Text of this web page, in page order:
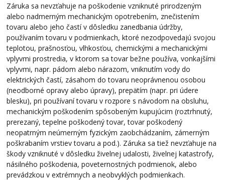
Záruka sa nevzťahuje na poškodenie vzniknuté prirodzeným
alebo nadmerným mechanickým opotrebením, znečistením
tovaru alebo jeho častí v dôsledku zanedbania údržby,
používaním tovaru v podmienkach, ktoré nezodpovedajú svojou
teplotou, prašnosťou, vlhkosťou, chemickými a mechanickými
vplyvmi prostredia, v ktorom sa tovar bežne používa, vonkajšími
vplyvmi, napr. pádom alebo nárazom, vniknutím vody do
elektrických častí, zásahom do tovaru neoprávnenou osobou
(neodborné opravy alebo úpravy), prepätím (napr. pri údere
blesku), pri používaní tovaru v rozpore s návodom na obsluhu,
mechanickým poškodením spôsobeným kupujúcim (roztrhnutý,
prerezaný, tepelne poškodený tovar, tovar poškodený
neopatrným neúmerným fyzickým zaobchádzaním, zámerným
poškrabaním vrstiev tovaru a pod.). Záruka sa tiež nevzťahuje na
škody vzniknuté v dôsledku živelnej udalosti, živelnej katastrofy,
násilného poškodenia, poveternostných podmienok, alebo
prevádzkou v extrémnych a neobvyklých podmienkach.